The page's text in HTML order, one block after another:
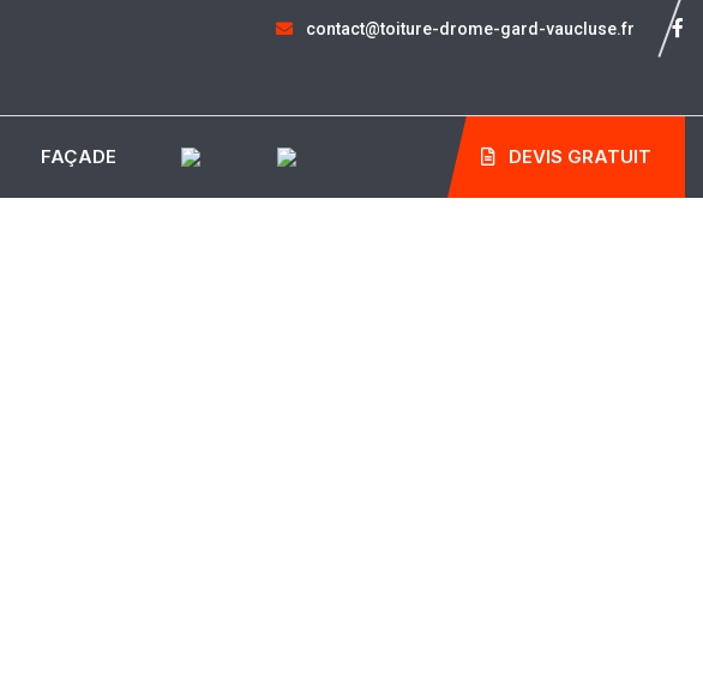
contact@toiture-drome-gard-vaucluse.fr
FAÇADE DEVIS GRATUIT